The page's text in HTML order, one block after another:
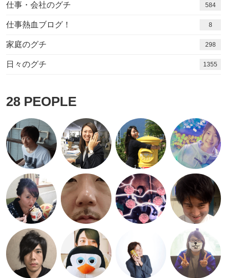
仕事・会社のグチ 584
仕事熱血ブログ！ 8
家庭のグチ 298
日々のグチ 1416
28 PEOPLE